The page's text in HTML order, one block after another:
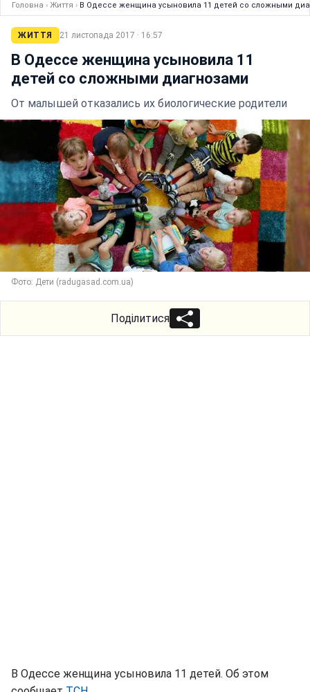
Головна › Життя › В Одессе женщина усыновила 11 детей со сложными
ЖИТТЯ 21 листопада 2017 · 16:57
В Одессе женщина усыновила 11
детей со сложными диагнозами
От малышей отказались их биологические родители
Фото: Дети (radugasad.com.ua)
Поділитися
В Одессе женщина усыновила 11 детей. Об этом